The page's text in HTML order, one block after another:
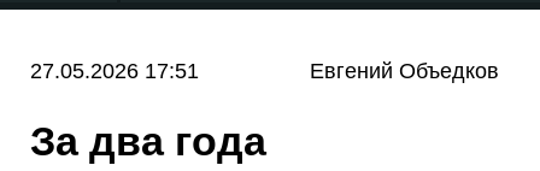
27.05.2026 17:51 Евгений Объедков
За два года